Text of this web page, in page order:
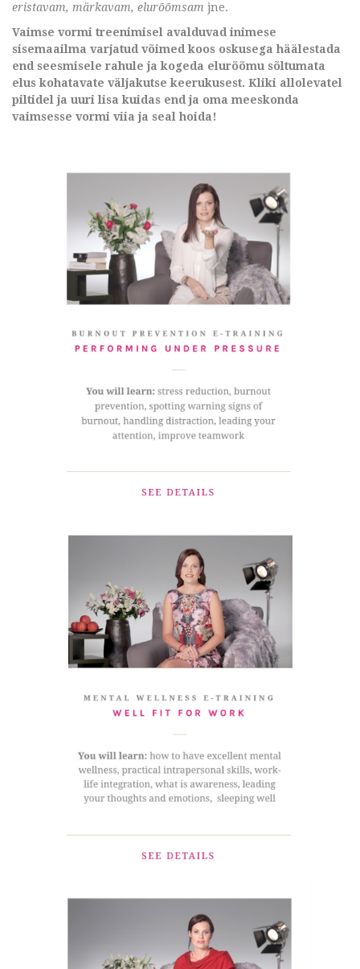
eristavam, märkavam, elurõõmsam jne.
Vaimse vormi treenimisel avalduvad inimese
sisemaailma varjatud võimed koos oskusega häälestada
end seesmisele rahule ja kogeda elurõõmu sõltumata
elus kohatavate väljakutse keerukusest. Kliki allolevatel
piltidel ja uuri lisa kuidas end ja oma meeskonda
vaimsesse vormi viia ja seal hoida!